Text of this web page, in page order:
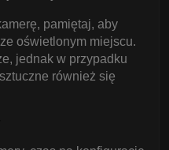
pamiętaj, aby
oświetlonym miejscu.
jednak w przypadku
również się